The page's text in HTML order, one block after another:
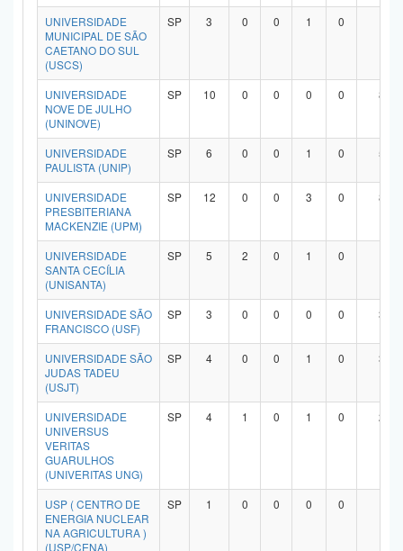
UNIVERSIDADE
MUNICIPAL DE SÃO
CAETANO DO SUL
(USCS)
SP 3 0 0 1 0
UNIVERSIDADE
NOVE DE JULHO
(UNINOVE)
SP 10 0 0 0 0 8
UNIVERSIDADE
PAULISTA (UNIP)
SP 6 0 0 1 0 5
UNIVERSIDADE
PRESBITERIANA
MACKENZIE (UPM)
SP 12 0 0 3 0 8
UNIVERSIDADE
SANTA CECÍLIA
(UNISANTA)
SP 5 2 0 1 0
UNIVERSIDADE SÃO
FRANCISCO (USF)
SP 3 0 0 0 0 3
UNIVERSIDADE SÃO
JUDAS TADEU
(USJT)
SP 4 0 0 1 0 3
UNIVERSIDADE
UNIVERSUS
VERITAS
GUARULHOS
(UNIVERITAS UNG)
SP 4 1 0 1 0 2
USP ( CENTRO DE
ENERGIA NUCLEAR
NA AGRICULTURA )
(USP/CENA)
SP 1 0 0 0 0